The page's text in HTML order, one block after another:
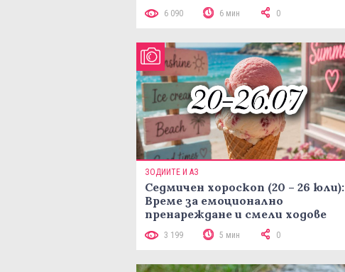
6 090 6 мин 0
ЗОДИИТЕ И АЗ
Седмичен хороскоп (20 – 26 юли):
Време за емоционално
пренареждане и смели ходове
3 199 5 мин 0